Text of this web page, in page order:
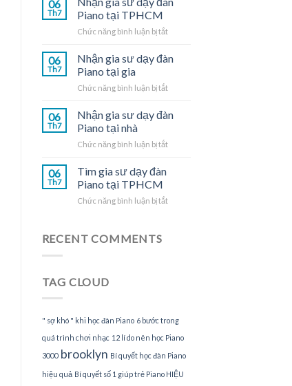
Piano
nhà
06
Th7
Piano tại TPHCM
Chức năng bình luận bị tắtở
đàn
tại
06
Th7
Nhận gia sư dạy đàn
Piano tại gia
Chức năng bình luận bị tắtở
đàn
06
Th7
Nhận gia sư dạy đàn
Piano tại nhà
Chức năng bình luận bị tắtở
đàn
06
Th7
Tìm gia sư dạy đàn
Piano tại TPHCM
Chức năng bình luận bị tắtở
RECENT COMMENTS
TAG CLOUD
" sợ khó " khi học đàn Piano 6 bước trong
quá trình chơi nhạc 12 lí do nên học Piano
3000 brooklyn Bí quyết học đàn Piano
hiệu quả Bí quyết số 1 giúp trẻ Piano HIỆU